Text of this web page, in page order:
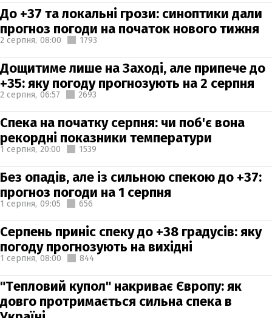
До +37 та локальні грози: синоптики дали
прогноз погоди на початок нового тижня
2 серпня, 08:00 1793
Дощитиме лише на Заході, але припече до
+35: яку погоду прогнозують на 2 серпня
2 серпня, 06:57 2693
Спека на початку серпня: чи поб'є вона
рекордні показники температури
1 серпня, 20:00 1539
Без опадів, але із сильною спекою до +37:
прогноз погоди на 1 серпня
1 серпня, 09:05 656
Серпень приніс спеку до +38 градусів: яку
погоду прогнозують на вихідні
1 серпня, 08:00 844
"Тепловий купол" накриває Європу: як
довго протримається сильна спека в